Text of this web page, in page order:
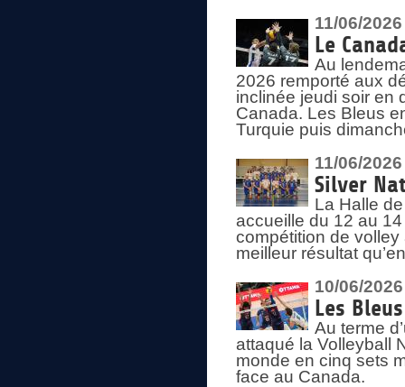
11/06/2026
Le
Au
2026 remporté aux
inclinée jeudi soir en
Canada. Les Bleus
Turquie puis
11/06/2026
Silver
La Halle
accueille du 12 au
compétition de
meilleur résultat
10/06/2026
Les
Au terme
attaqué la Volleyball
monde en cinq sets
face au Canada.